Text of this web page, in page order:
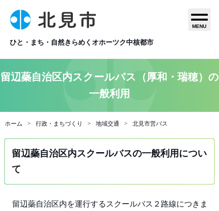
ひと・まち・自然きらめくオホーツク中核都市
MENU
留辺蘂自治区内スクールバス（厚和・瑞穂）の
一般利用
ホーム 行政・まちづくり 地域交通 北見市営バス
留辺蘂自治区内スクールバスの一般利用につい
て
留辺蘂自治区内を運行するスクールバス２路線につきま